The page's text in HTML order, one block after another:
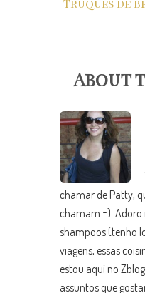
About
chamar de Patty,
chamam =).
shampoos (tenho
viagens, essas
estou aqui no
assuntos que